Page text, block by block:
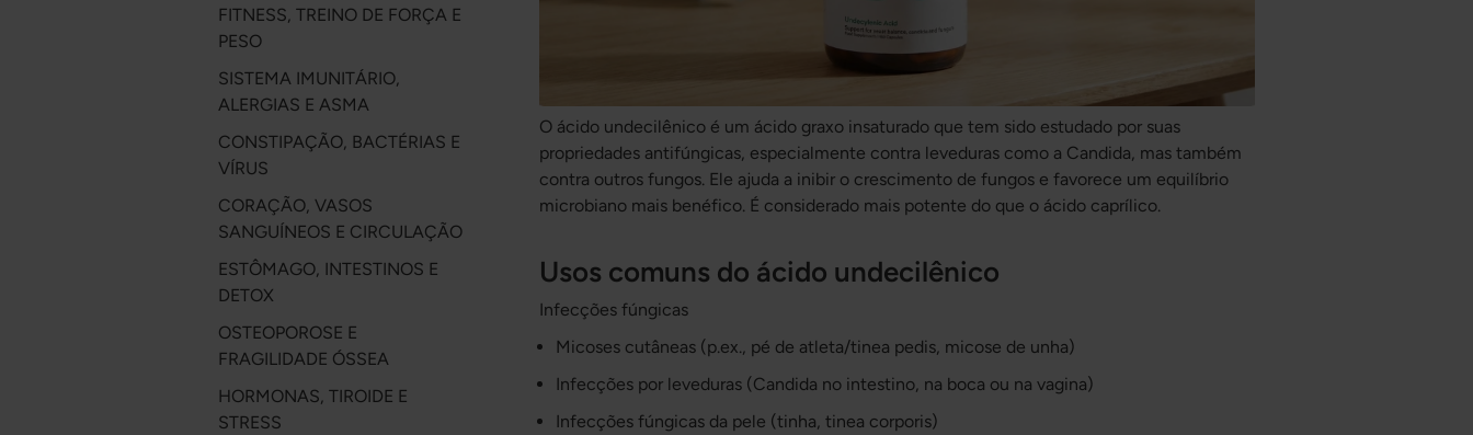
O ácido undecilênico é um ácido graxo insaturado que tem sido estudado por suas
propriedades antifúngicas, especialmente contra leveduras como a Candida, mas também
contra outros fungos. Ele ajuda a inibir o crescimento de fungos e favorece um equilíbrio
microbiano mais benéfico. É considerado mais potente do que o ácido caprílico.
Usos comuns do ácido undecilênico
Infecções fúngicas
Micoses cutâneas (p.ex., pé de atleta/tinea pedis, micose de unha)
Infecções por leveduras (Candida no intestino, na boca ou na vagina)
Infecções fúngicas da pele (tinha, tinea corporis)
FITNESS, TREINO DE FORÇA E
PESO
SISTEMA IMUNITÁRIO,
ALERGIAS E ASMA
CONSTIPAÇÃO, BACTÉRIAS E
VÍRUS
CORAÇÃO, VASOS
SANGUÍNEOS E CIRCULAÇÃO
ESTÔMAGO, INTESTINOS E
DETOX
OSTEOPOROSE E
FRAGILIDADE ÓSSEA
HORMONAS, TIROIDE E
STRESS